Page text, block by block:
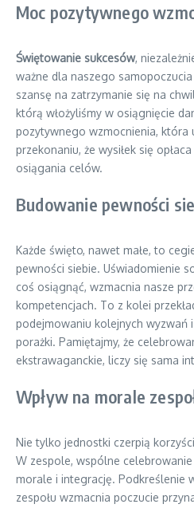
Moc pozytywnego
Świętowanie sukcesów,
ważne dla naszego
szansę na zatrzymanie się na
którą włożyliśmy w osiągnięcie
pozytywnego wzmocnienia, która
przekonaniu, że wysiłek się
osiągania celów.
Budowanie pewności
Każde święto, nawet małe, to
pewności siebie. Uświadomienie
coś osiągnąć, wzmacnia nasze
kompetencjach. To z kolei
podejmowaniu kolejnych wyzwań
porażki. Pamiętajmy, że
ekstrawaganckie, liczy się sama
Wpływ na morale
Nie tylko jednostki czerpią
W zespole, wspólne
morale i integrację. Podkreślenie
zespołu wzmacnia poczucie